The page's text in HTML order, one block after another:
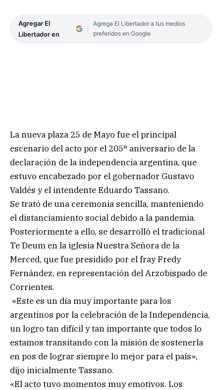
Agregar El
Libertador en
Agrega El Libertador a tus medios
preferidos en Google
La nueva plaza 25 de Mayo fue el principal
escenario del acto por el 205° aniversario de la
declaración de la independencia argentina, que
estuvo encabezado por el gobernador Gustavo
Valdés y el intendente Eduardo Tassano.
Se trató de una ceremonia sencilla, manteniendo
el distanciamiento social debido a la pandemia.
Posteriormente a ello, se desarrolló el tradicional
Te Deum en la iglesia Nuestra Señora de la
Merced, que fue presidido por el fray Fredy
Fernández, en representación del Arzobispado de
Corrientes.
«Este es un día muy importante para los
argentinos por la celebración de la Independencia,
un logro tan difícil y tan importante que todos lo
estamos transitando con la misión de sostenerla
en pos de lograr siempre lo mejor para el país»,
dijo inicialmente Tassano.
«El acto tuvo momentos muy emotivos. Los